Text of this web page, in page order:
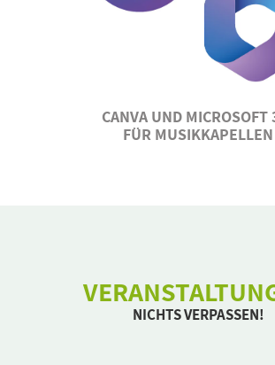
CANVA UND MICROSOFT
FÜR MUSIKKAPELLEN
NICHTS VERPASSEN!